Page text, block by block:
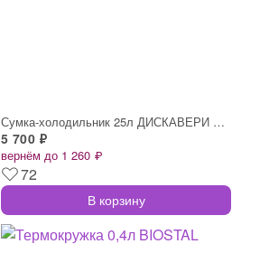
Сумка-холодильник 25л ДИСКАВЕРИ МОРСКОЙ
5 700 ₽
вернём до 1 260 ₽
72
В корзину